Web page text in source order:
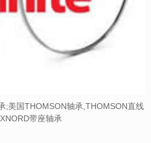
;美国THOMSON轴承,THOMSON直线
带座轴承